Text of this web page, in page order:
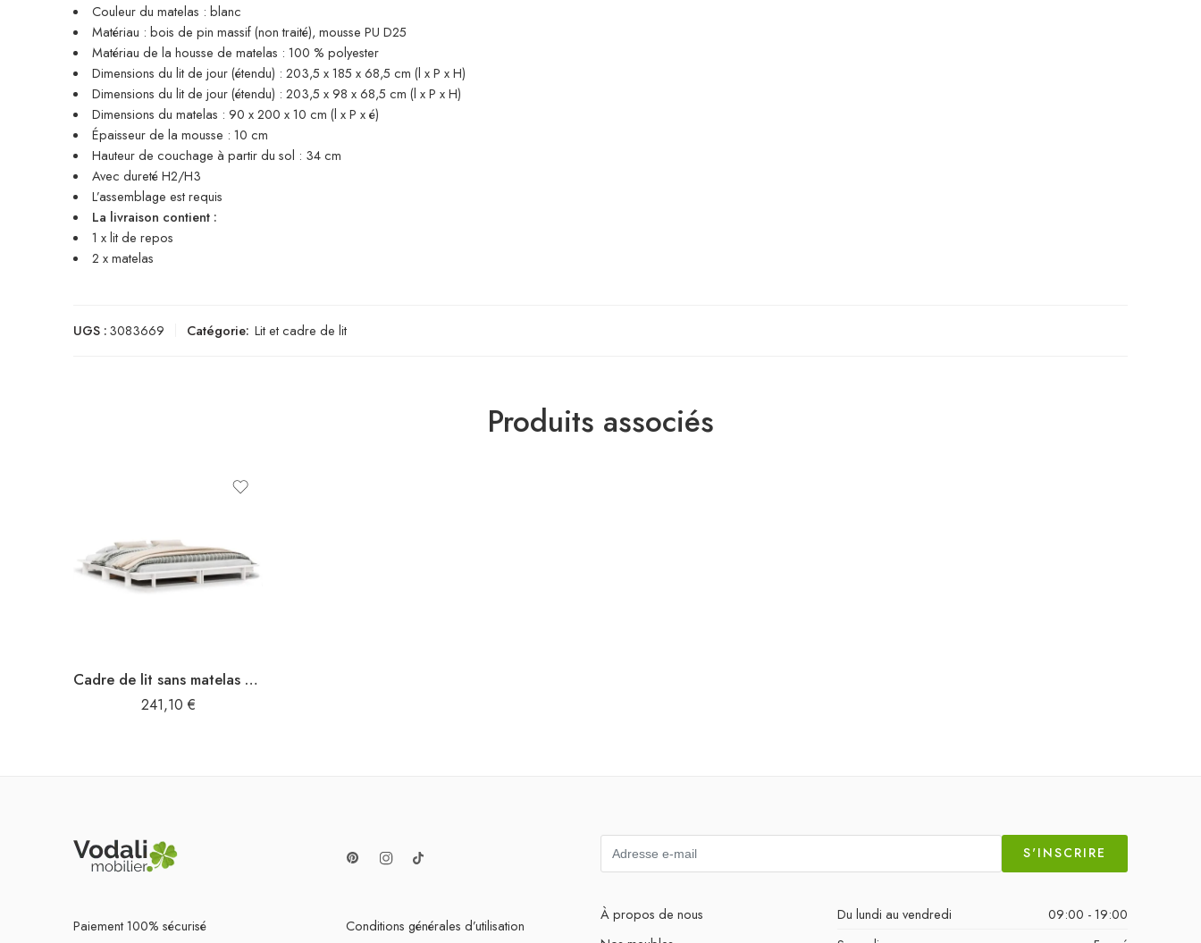
Couleur du matelas : blanc
Matériau : bois de pin massif (non traité), mousse PU D25
Matériau de la housse de matelas : 100 % polyester
Dimensions du lit de jour (étendu) : 203,5 x 185 x 68,5 cm (l x P x H)
Dimensions du lit de jour (étendu) : 203,5 x 98 x 68,5 cm (l x P x H)
Dimensions du matelas : 90 x 200 x 10 cm (l x P x é)
Épaisseur de la mousse : 10 cm
Hauteur de couchage à partir du sol : 34 cm
Avec dureté H2/H3
L’assemblage est requis
La livraison contient :
1 x lit de repos
2 x matelas
UGS :3083669 Catégorie: Lit et cadre de lit
Produits associés
Cadre de lit sans matelas blanc 160×200 cm bois de pin massif
241,10 €
Paiement 100% sécurisé Conditions générales d’utilisation
S'INSCRIRE
À propos de nous
Du lundi au vendredi
09:00 - 19:00